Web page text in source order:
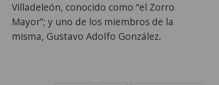
Villadeleón, conocido como “el Zorro
Mayor”; y uno de los miembros de la
misma, Gustavo Adolfo González.